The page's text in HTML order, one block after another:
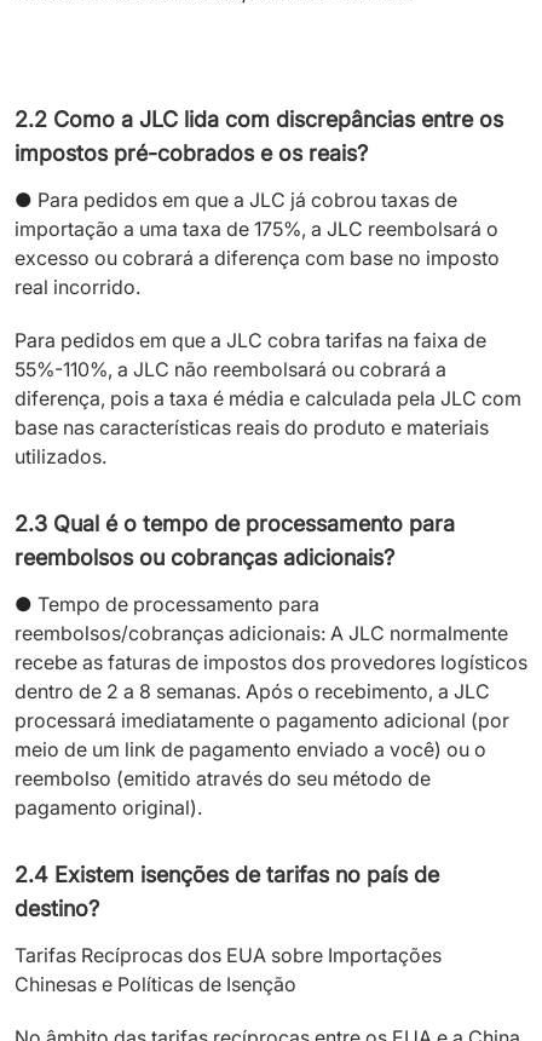
2.2 Como a JLC lida com discrepâncias entre os
impostos pré-cobrados e os reais?
● Para pedidos em que a JLC já cobrou taxas de
importação a uma taxa de 175%, a JLC reembolsará o
excesso ou cobrará a diferença com base no imposto
real incorrido.
Para pedidos em que a JLC cobra tarifas na faixa de
55%-110%, a JLC não reembolsará ou cobrará a
diferença, pois a taxa é média e calculada pela JLC com
base nas características reais do produto e materiais
utilizados.
2.3 Qual é o tempo de processamento para
reembolsos ou cobranças adicionais?
● Tempo de processamento para
reembolsos/cobranças adicionais: A JLC normalmente
recebe as faturas de impostos dos provedores logísticos
dentro de 2 a 8 semanas. Após o recebimento, a JLC
processará imediatamente o pagamento adicional (por
meio de um link de pagamento enviado a você) ou o
reembolso (emitido através do seu método de
pagamento original).
2.4 Existem isenções de tarifas no país de
destino?
Tarifas Recíprocas dos EUA sobre Importações
Chinesas e Políticas de Isenção